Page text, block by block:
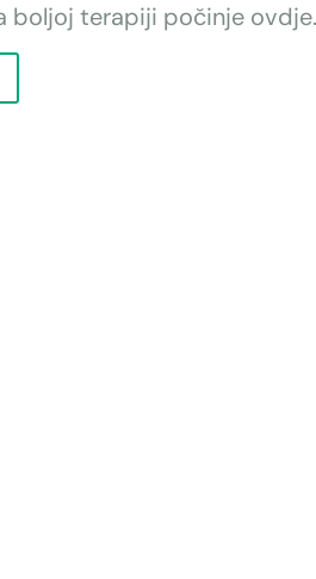
boljoj terapiji počinje ovdje.